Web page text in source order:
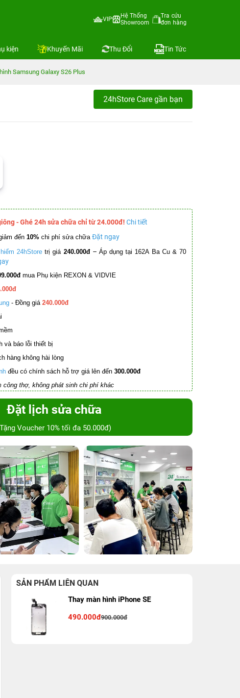
VIP
Hệ Thống
Showroom
Tra cứu
đơn hàng
kiện Khuyến Mãi Thu Đổi Tin Tức
Samsung Galaxy S26 Plus
24hStore Care gần bạn
- Ghé 24h sửa chữa chỉ từ 24.000đ! Chi tiết
đến 10% chi phí sửa chữa Đặt ngay
24hStore trị giá 240.000đ – Áp dụng tại 162A Ba Cu & 70
mua Phụ kiện REXON & VIDVIE
- Đồng giá 240.000đ
và báo lỗi thiết bị
hàng không hài lòng
đều có chính sách hỗ trợ giá lên đến 300.000đ
công thợ, không phát sinh chi phí khác
Đặt lịch sửa chữa
Voucher 10% tối đa 50.000đ)
SẢN PHẨM LIÊN QUAN
Thay màn hình iPhone SE
490.000đ900.000đ